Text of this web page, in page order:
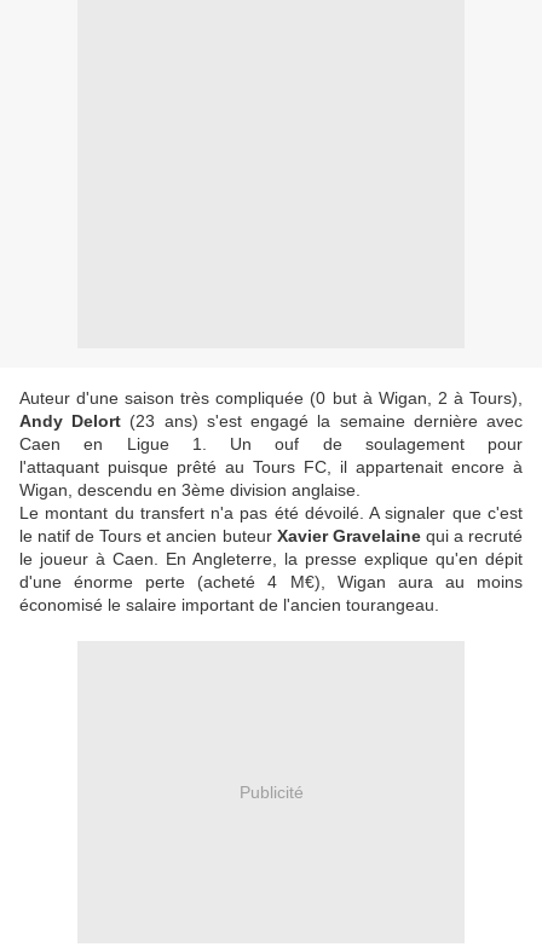
Auteur d'une saison très compliquée (0 but à Wigan, 2 à Tours),
Andy Delort (23 ans) s'est engagé la semaine dernière avec
Caen en Ligue 1. Un ouf de soulagement pour
l'attaquant puisque prêté au Tours FC, il appartenait encore à
Wigan, descendu en 3ème division anglaise.
Le montant du transfert n'a pas été dévoilé. A signaler que c'est
le natif de Tours et ancien buteur Xavier Gravelainequi a recruté
le joueur à Caen. En Angleterre, la presse explique qu'en dépit
d'une énorme perte (acheté 4 M€), Wigan aura au moins
économisé le salaire important de l'ancien tourangeau.
Publicité